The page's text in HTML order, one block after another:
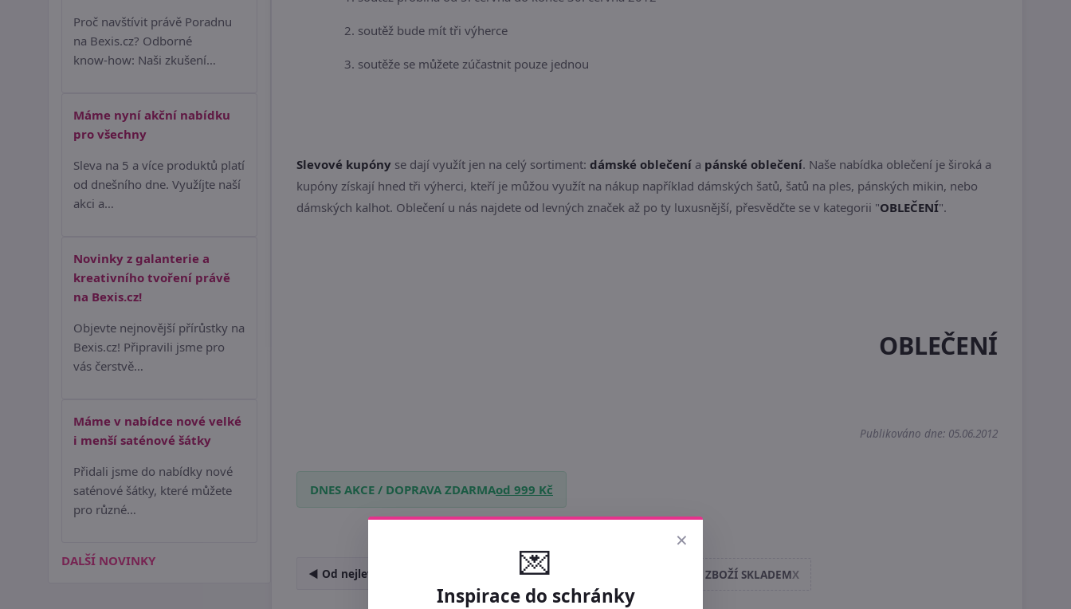
2. soutěž bude mít tři výherce
3. soutěže se můžete zúčastnit pouze jednou
Slevové kupóny se dají využít jen na celý sortiment: dámské oblečení a pánské oblečení. Naše nabídka oblečení je široká a
kupóny získají hned tři výherci, kteří je můžou využít na nákup například dámských šatů, šatů na ples, pánských mikin, nebo
dámských kalhot. Oblečení u nás najdete od levných značek až po ty luxusnější, přesvědčte se v kategorii "OBLEČENÍ".
OBLEČENÍ
Publikováno dne: 05.06.2012
DNES AKCE / DOPRAVA ZDARMAod 999 Kč
◄ Od nejlevnějších Od nejdražších ► JEN ZBOŽÍ SKLADEMX
Proč navštívit právě Poradnu
na Bexis.cz? Odborné
know‑how: Naši zkušení…
Máme nyní akční nabídku
pro všechny
Sleva na 5 a více produktů platí
od dnešního dne. Využíjte naší
akci a…
Novinky z galanterie a
kreativního tvoření právě
na Bexis.cz!
Objevte nejnovější přírůstky na
Bexis.cz! Připravili jsme pro
vás čerstvě…
Máme v nabídce nové velké
i menší saténové šátky
Přidali jsme do nabídky nové
saténové šátky, které můžete
pro různé…
DALŠÍ NOVINKY
×
💌
Inspirace do schránky